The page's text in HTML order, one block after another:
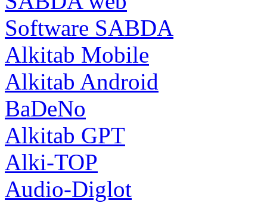
Software SABDA
Alkitab Mobile
Alkitab Android
BaDeNo
Alkitab GPT
Alki-TOP
Audio-Diglot